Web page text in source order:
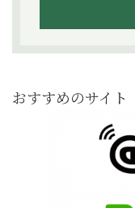
おすすめのサイト